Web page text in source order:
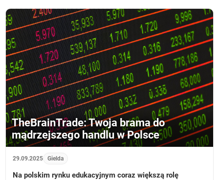
TheBrainTrade: Twoja brama do
mądrzejszego handlu w Polsce
29.09.2025 Gielda
Na polskim rynku edukacyjnym coraz większą rolę